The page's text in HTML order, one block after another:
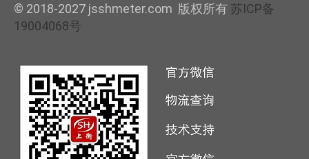
© 2018-2027 jsshmeter.com 版权所有 苏ICP备
19004068号